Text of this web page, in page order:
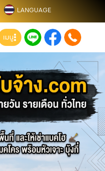
LANGUAGE
เมนู